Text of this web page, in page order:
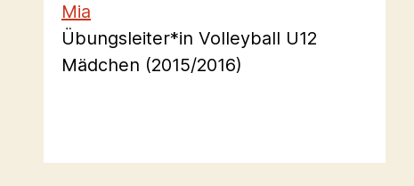
Mia
Übungsleiter*in Volleyball U12
Mädchen (2015/2016)